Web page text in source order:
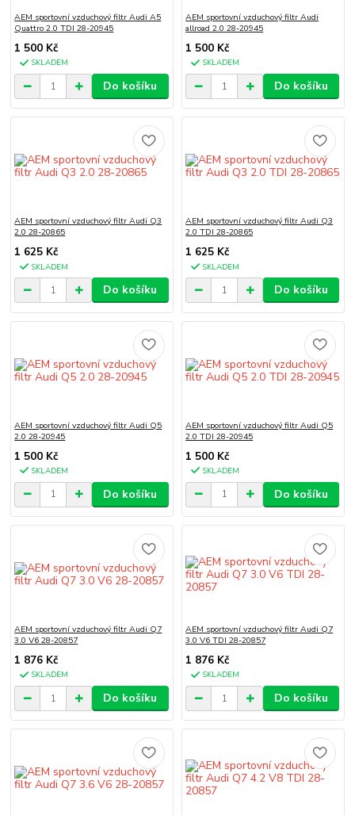
AEM sportovní vzduchový filtr Audi A5
Quattro 2.0 TDI 28-20945
1 500 Kč
SKLADEM
Do košíku
AEM sportovní vzduchový filtr Audi
allroad 2.0 28-20945
1 500 Kč
SKLADEM
Do košíku
AEM sportovní vzduchový filtr Audi Q3
2.0 28-20865
1 625 Kč
SKLADEM
Do košíku
AEM sportovní vzduchový filtr Audi Q3
2.0 TDI 28-20865
1 625 Kč
SKLADEM
Do košíku
AEM sportovní vzduchový filtr Audi Q5
2.0 28-20945
1 500 Kč
SKLADEM
Do košíku
AEM sportovní vzduchový filtr Audi Q5
2.0 TDI 28-20945
1 500 Kč
SKLADEM
Do košíku
AEM sportovní vzduchový filtr Audi Q7
3.0 V6 28-20857
1 876 Kč
SKLADEM
Do košíku
AEM sportovní vzduchový filtr Audi Q7
3.0 V6 TDI 28-20857
1 876 Kč
SKLADEM
Do košíku